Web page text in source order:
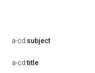
a-cd:subject
a-cd:title